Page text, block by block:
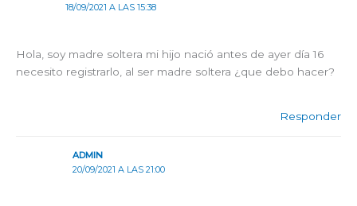
18/09/2021 A LAS 15:38
Hola, soy madre soltera mi hijo nació antes de ayer día 16
necesito registrarlo, al ser madre soltera ¿que debo hacer?
Responder
ADMIN
20/09/2021 A LAS 21:00